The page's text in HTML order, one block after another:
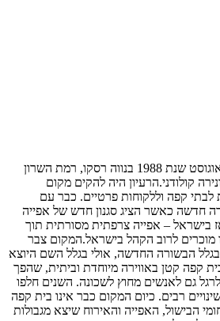
רביבה וסיליה נפתח ב-15 באוגוסט שנת 1988 בנווה רסקו, רמת השרון
קולודני.הרעיון היה להקים מקום
לבתי קפה וללקוחות פרטיים. כבר עם
חדשה כאשר הציג סגנון חדש של אפייה
בישראל – אפייה צרפתית מסורתית תוך
מוכרים לרוב הקהל בישראל.המקום צבר
בגלל הבשורה החדשה, אולי בגלל השם היוצא
קפה קטן באווירה מיוחדת וביתית, שהפך
גם לאנשים מחוץ לשכונה. השנים חלפו
רבים. כיום המקום כבר אינו בית קפה
הבישול, האפייה והאירוח שיצא מגבולות